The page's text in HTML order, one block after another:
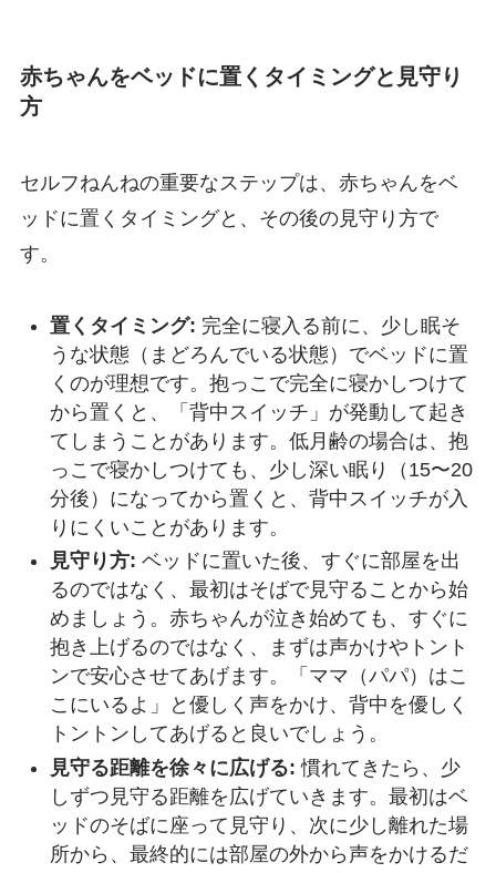
赤ちゃんをベッドに置くタイミングと見守り
方
セルフねんねの重要なステップは、赤ちゃんをベ
ッドに置くタイミングと、その後の見守り方で
す。
置くタイミング: 完全に寝入る前に、少し眠そ
うな状態（まどろんでいる状態）でベッドに置
くのが理想です。抱っこで完全に寝かしつけて
から置くと、「背中スイッチ」が発動して起き
てしまうことがあります。低月齢の場合は、抱
っこで寝かしつけても、少し深い眠り（15〜20
分後）になってから置くと、背中スイッチが入
りにくいことがあります。
見守り方: ベッドに置いた後、すぐに部屋を出
るのではなく、最初はそばで見守ることから始
めましょう。赤ちゃんが泣き始めても、すぐに
抱き上げるのではなく、まずは声かけやトント
ンで安心させてあげます。「ママ（パパ）はこ
こにいるよ」と優しく声をかけ、背中を優しく
トントンしてあげると良いでしょう。
見守る距離を徐々に広げる: 慣れてきたら、少
しずつ見守る距離を広げていきます。最初はベ
ッドのそばに座って見守り、次に少し離れた場
所から、最終的には部屋の外から声をかけるだ